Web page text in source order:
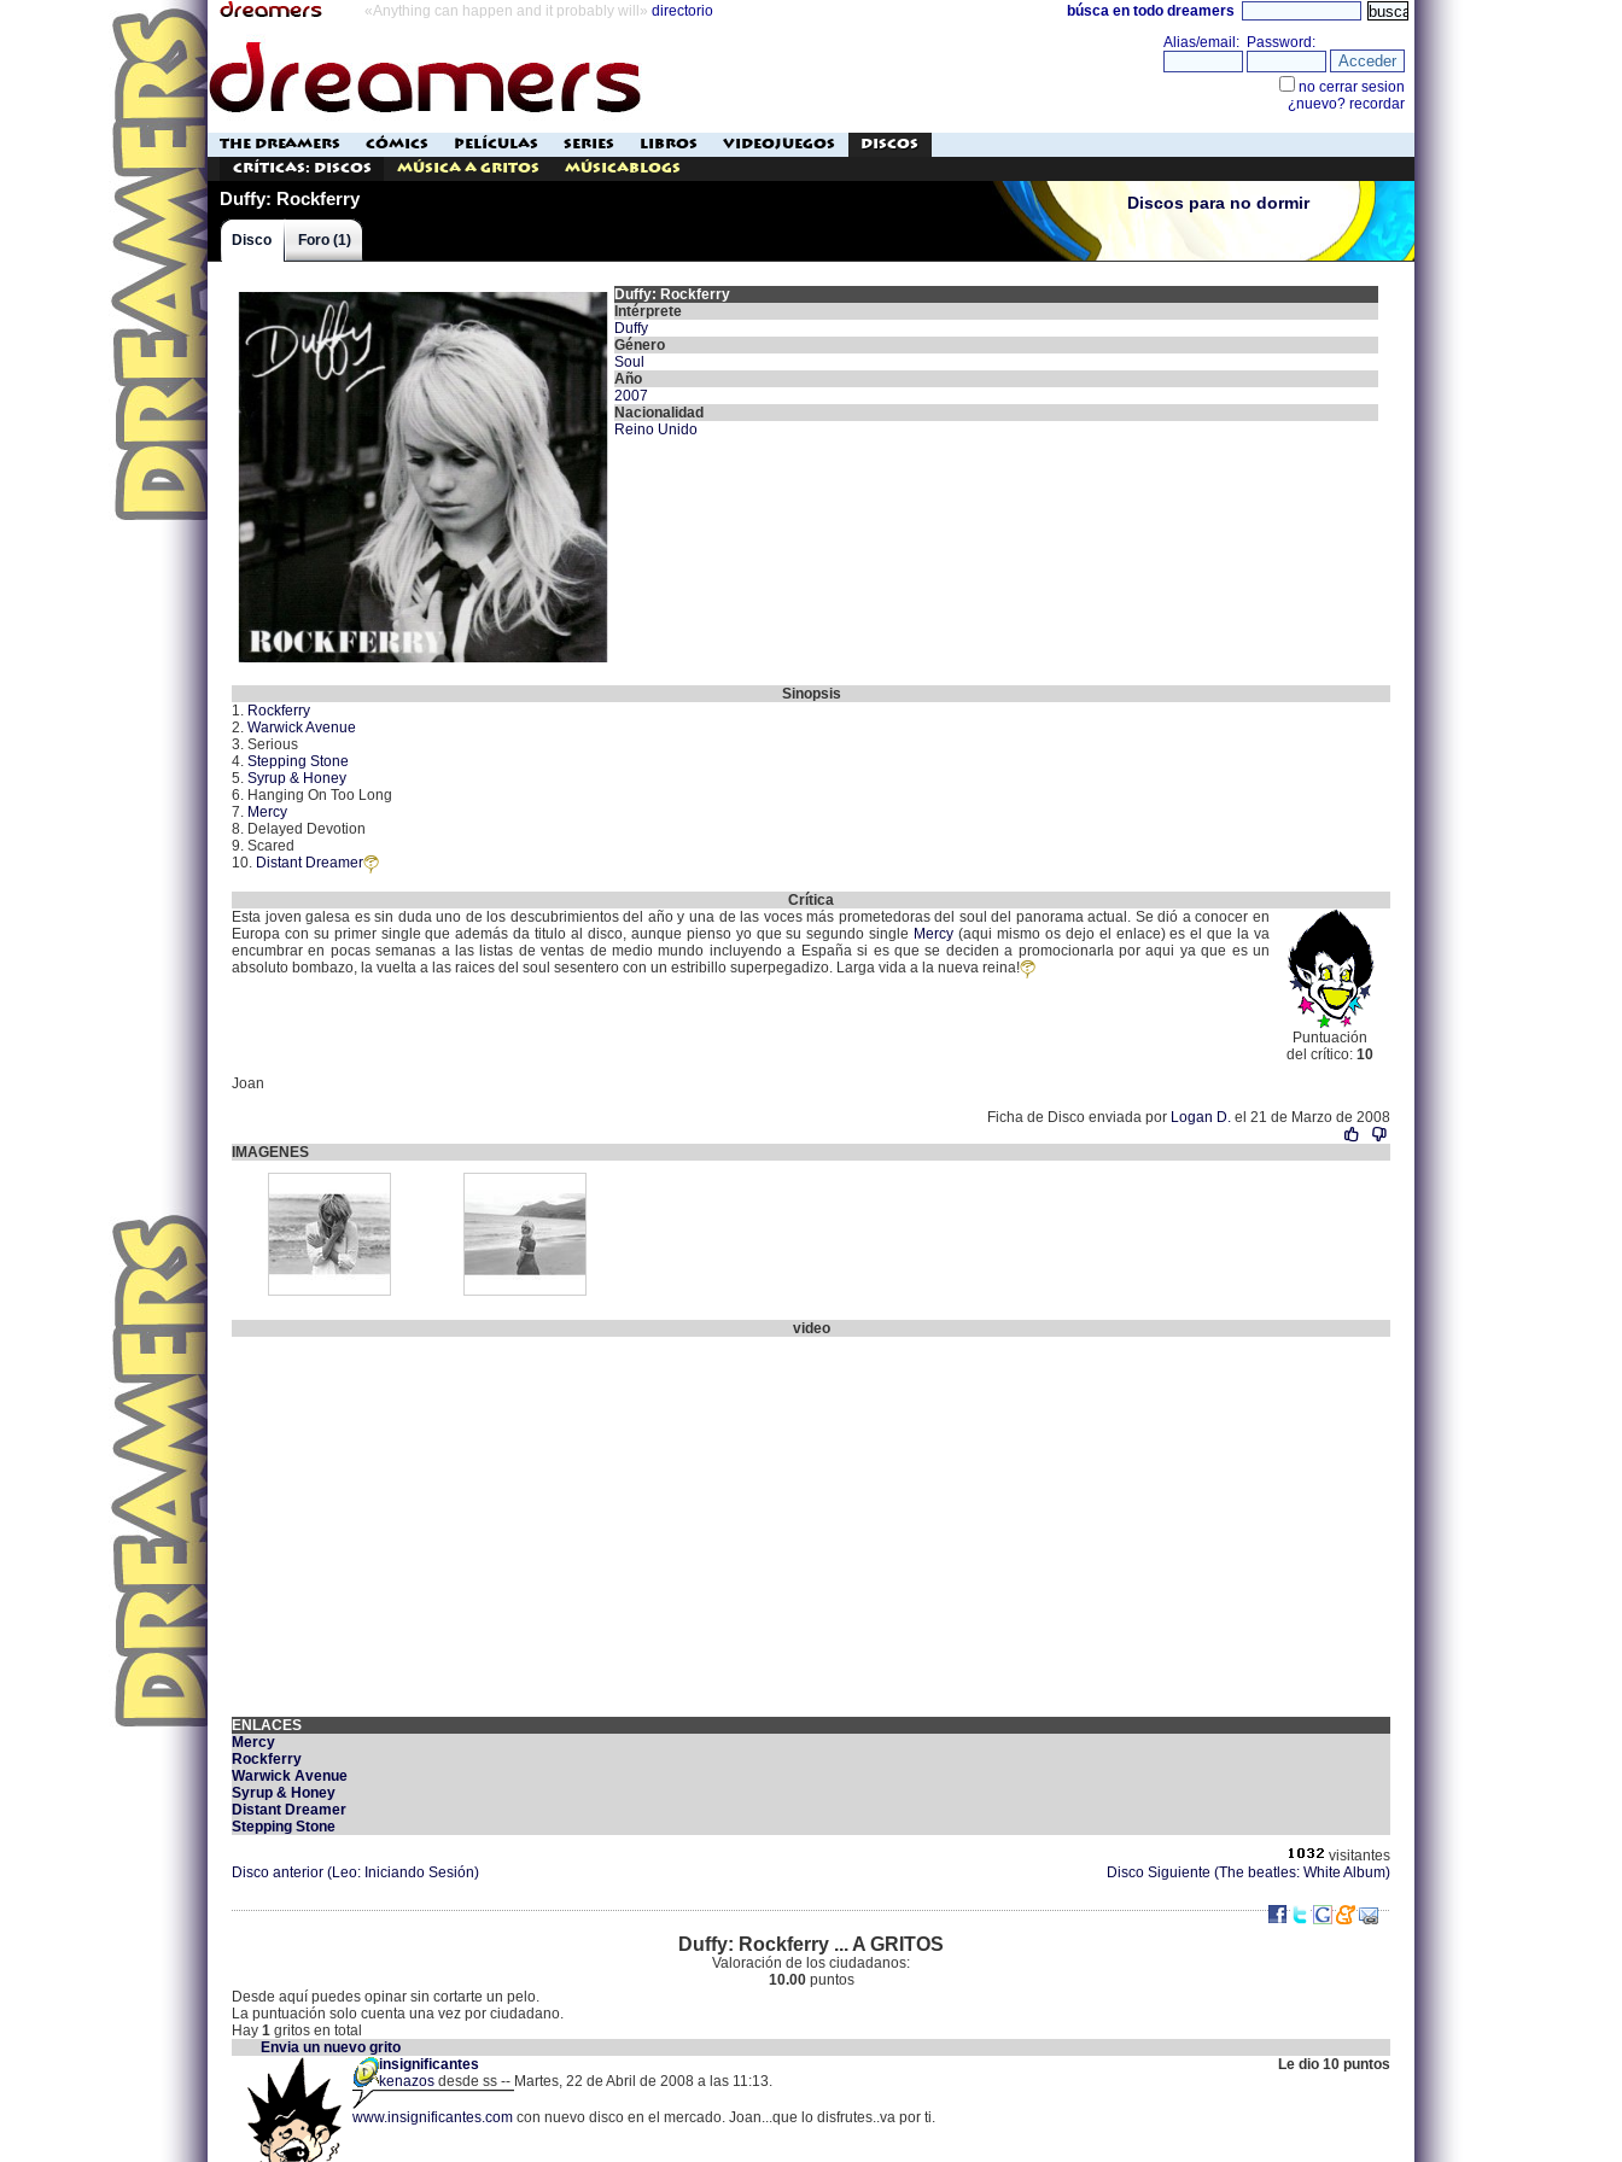
«Anything can happen and it probably will» directorio búsca en todo dreamers
THE DREAMERS CÓMICS PELÍCULAS SERIES LIBROS VIDEOJUEGOS
DISCOS
Críticas: Discos
Música a Gritos Músicablogs
Duffy: Rockferry Discos para no dormir
Disco Foro (1)
Duffy: Rockferry
Intérprete
Duffy
Género
Soul
Año
2007
Nacionalidad
Reino Unido
Sinopsis
1. Rockferry
2. Warwick Avenue
3. Serious
4. Stepping Stone
5. Syrup & Honey
6. Hanging On Too Long
7. Mercy
8. Delayed Devotion
9. Scared
10. Distant Dreamer
Crítica
Puntuación
del crítico: 10
Esta joven galesa es sin duda uno de los descubrimientos del año y una de las voces más prometedoras del soul del panorama actual. Se dió a conocer en
Europa con su primer single que además da titulo al disco, aunque pienso yo que su segundo single Mercy (aqui mismo os dejo el enlace) es el que la va
encumbrar en pocas semanas a las listas de ventas de medio mundo incluyendo a España si es que se deciden a promocionarla por aqui ya que es un
absoluto bombazo, la vuelta a las raices del soul sesentero con un estribillo superpegadizo. Larga vida a la nueva reina!
Joan
Ficha de Disco enviada por Logan D. el 21 de Marzo de 2008
IMAGENES
video
ENLACES
Mercy
Rockferry
Warwick Avenue
Syrup & Honey
Distant Dreamer
Stepping Stone
visitantes
Disco anterior (Leo: Iniciando Sesión)
Disco Siguiente (The beatles: White Album)
Duffy: Rockferry ... A GRITOS
Valoración de los ciudadanos:
10.00puntos
Desde aquí puedes opinar sin cortarte un pelo.
La puntuación solo cuenta una vez por ciudadano.
Hay 1 gritos en total
Envia un nuevo grito
insignificantes
Le dio 10 puntos
kenazos desde ss -- Martes, 22 de Abril de 2008 a las 11:13.
www.insignificantes.com con nuevo disco en el mercado. Joan...que lo disfrutes..va por ti.